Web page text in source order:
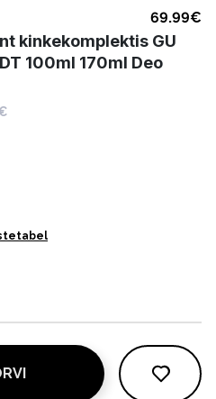
69.99€
kinkekomplektis GU
100ml 170ml Deo